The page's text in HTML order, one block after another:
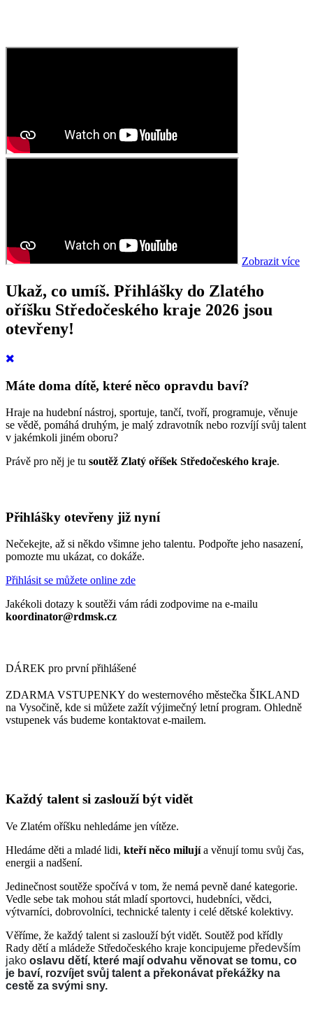
Zobrazit více
Ukaž, co umíš. Přihlášky do Zlatého
oříšku Středočeského kraje 2026 jsou
otevřeny!
Máte doma dítě, které něco opravdu baví?
Hraje na hudební nástroj, sportuje, tančí, tvoří, programuje, věnuje
se vědě, pomáhá druhým, je malý zdravotník nebo rozvíjí svůj talent
v jakémkoli jiném oboru?
Právě pro něj je tu soutěž Zlatý oříšek Středočeského kraje.
Přihlášky otevřeny již nyní
Nečekejte, až si někdo všimne jeho talentu. Podpořte jeho nasazení,
pomozte mu ukázat, co dokáže.
Přihlásit se můžete online zde
Jakékoli dotazy k soutěži vám rádi zodpovime na e-mailu
koordinator@rdmsk.cz
DÁREK pro první přihlášené
ZDARMA VSTUPENKY do westernového městečka ŠIKLAND
na Vysočině, kde si můžete zažít výjimečný letní program. Ohledně
vstupenek vás budeme kontaktovat e-mailem.
Každý talent si zaslouží být vidět
Ve Zlatém oříšku nehledáme jen vítěze.
Hledáme děti a mladé lidi, kteří něco milujía věnují tomu svůj čas,
energii a nadšení.
Jedinečnost soutěže spočívá v tom, že nemá pevně dané kategorie.
Vedle sebe tak mohou stát mladí sportovci, hudebníci, vědci,
výtvarníci, dobrovolníci, technické talenty i celé dětské kolektivy.
Věříme, že každý talent si zaslouží být vidět. Soutěž pod křídly
Rady dětí a mládeže Středočeského kraje koncipujeme především
jako oslavu dětí, které mají odvahu věnovat se tomu, co
je baví, rozvíjet svůj talent a překonávat překážky na
cestě za svými sny.